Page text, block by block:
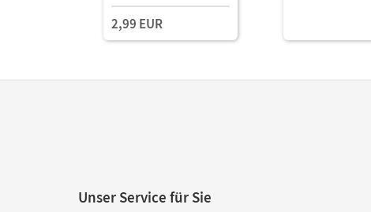
2,99 EUR
Unser Service für Sie